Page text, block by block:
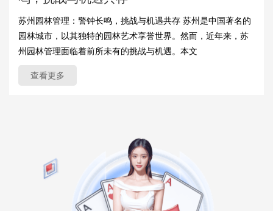
苏州园林管理：警钟长鸣，挑战与机遇共存 苏州是中国著名的
园林城市，以其独特的园林艺术享誉世界。然而，近年来，苏
州园林管理面临着前所未有的挑战与机遇。本文
查看更多